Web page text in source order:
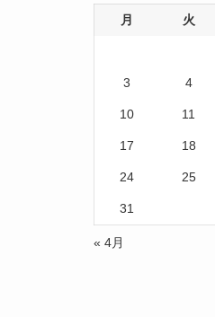
月 火
3 4
10 11
17 18
24 25
31
« 4月